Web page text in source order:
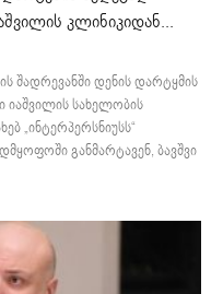
კლინიკიდან...
შადრევანში დენის დარტყმის
იაშვილის სახელობის
„ინტერპერსნიუსს“
განმარტავენ, ბავშვი